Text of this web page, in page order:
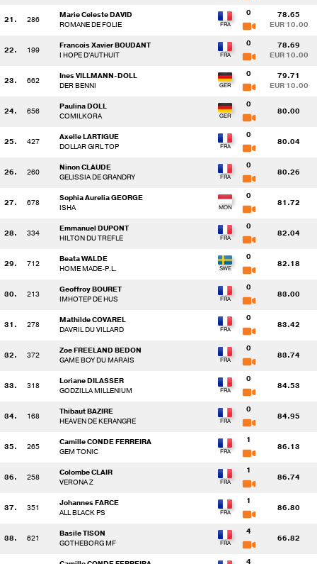
21. 286
Marie Celeste DAVID
ROMANE DE FOLIE
0 78.65
EUR 10.00
22. 199
Francois Xavier BOUDANT
I HOPE D'AUTHUIT
0 78.69
EUR 10.00
23. 662
Ines VILLMANN-DOLL
DER BENNI
0 79.71
EUR 10.00
24. 656
Paulina DOLL
COMILKORA
0
80.00
25. 427
Axelle LARTIGUE
DOLLAR GIRL TOP
0
80.04
26. 260
Ninon CLAUDE
GELISSIA DE GRANDRY
0
80.26
27. 678
Sophia Aurelia GEORGE
ISHA
0
81.72
28. 334
Emmanuel DUPONT
HILTON DU TREFLE
0
82.04
29. 712
Beata WALDE
HOME MADE-P.L.
0
82.18
30. 213
Geoffroy BOURET
IMHOTEP DE HUS
0
83.00
31. 278
Mathilde COVAREL
DAVRIL DU VILLARD
0
83.42
32. 372
Zoe FREELAND BEDON
GAME BOY DU MARAIS
0
83.74
33. 318
Loriane DILASSER
GODZILLA MILLENIUM
0
84.53
34. 168
Thibaut BAZIRE
HEAVEN DE KERANGRE
0
84.95
35. 265
Camille CONDE FERREIRA
GEM TONIC
1
86.13
36. 258
Colombe CLAIR
VERONA Z
1
86.74
37. 351
Johannes FARCE
ALL BLACK PS
1
86.80
38. 621
Basile TISON
GOTHEBORG MF
4
66.82
4